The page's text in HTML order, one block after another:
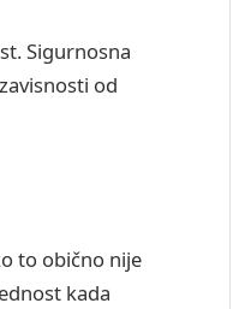
Sigurnosna
od
to obično nije
kada